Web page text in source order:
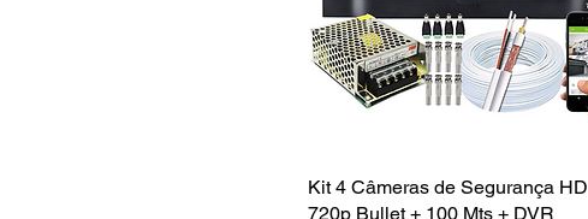
Visualização rápida
Kit 4 Câmeras de Segurança HD
720p Bullet + 100 Mts + DVR